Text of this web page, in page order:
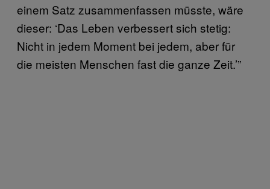
einem Satz zusammenfassen müsste, wäre
dieser: ‘Das Leben verbessert sich stetig:
Nicht in jedem Moment bei jedem, aber für
die meisten Menschen fast die ganze Zeit.’”